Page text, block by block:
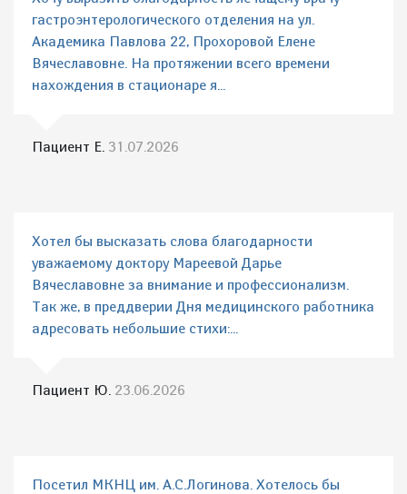
гастроэнтерологического отделения на ул.
Академика Павлова 22, Прохоровой Елене
Вячеславовне. На протяжении всего времени
нахождения в стационаре я...
Пациент Е. 31.07.2026
Хотел бы высказать слова благодарности
уважаемому доктору Мареевой Дарье
Вячеславовне за внимание и профессионализм.
Так же, в преддверии Дня медицинского работника
адресовать небольшие стихи:...
Пациент Ю. 23.06.2026
Посетил МКНЦ им. А.С.Логинова. Хотелось бы